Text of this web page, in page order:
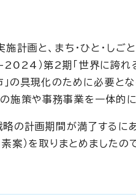
計画と、まち・ひと・し
）第2期「世界に誇れる
」の具現化のために必要
施策や事務事業を一体的に
略の計画期間が満了する
素案）を取りまとめました